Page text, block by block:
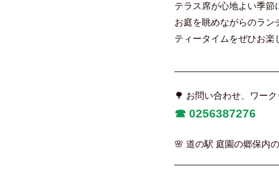
テラス席が心地よい季節
お庭を眺めながらのラン
ティータイムをぜひお楽
🌳 お問い合わせ、ワー
☎︎ 0256387276
🌸 道の駅 庭園の郷保内